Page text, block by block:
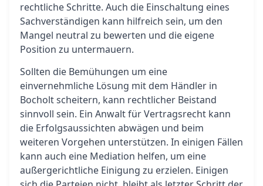
rechtliche Schritte. Auch die Einschaltung eines
Sachverständigen kann hilfreich sein, um den
Mangel neutral zu bewerten und die eigene
Position zu untermauern.
Sollten die Bemühungen um eine
einvernehmliche Lösung mit dem Händler in
Bocholt scheitern, kann rechtlicher Beistand
sinnvoll sein. Ein Anwalt für Vertragsrecht kann
die Erfolgsaussichten abwägen und beim
weiteren Vorgehen unterstützen. In einigen Fällen
kann auch eine Mediation helfen, um eine
außergerichtliche Einigung zu erzielen. Einigen